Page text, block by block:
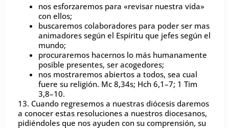
nos esforzaremos para «revisar nuestra vida»
con ellos;
buscaremos colaboradores para poder ser mas
animadores según el Espíritu que jefes según el
mundo;
procuraremos hacernos lo más humanamente
posible presentes, ser acogedores;
nos mostraremos abiertos a todos, sea cual
fuere su religión. Mc 8,34s; Hch 6,1–7; 1 Tim
3,8–10.
13. Cuando regresemos a nuestras diócesis daremos
a conocer estas resoluciones a nuestros diocesanos,
pidiéndoles que nos ayuden con su comprensión, su